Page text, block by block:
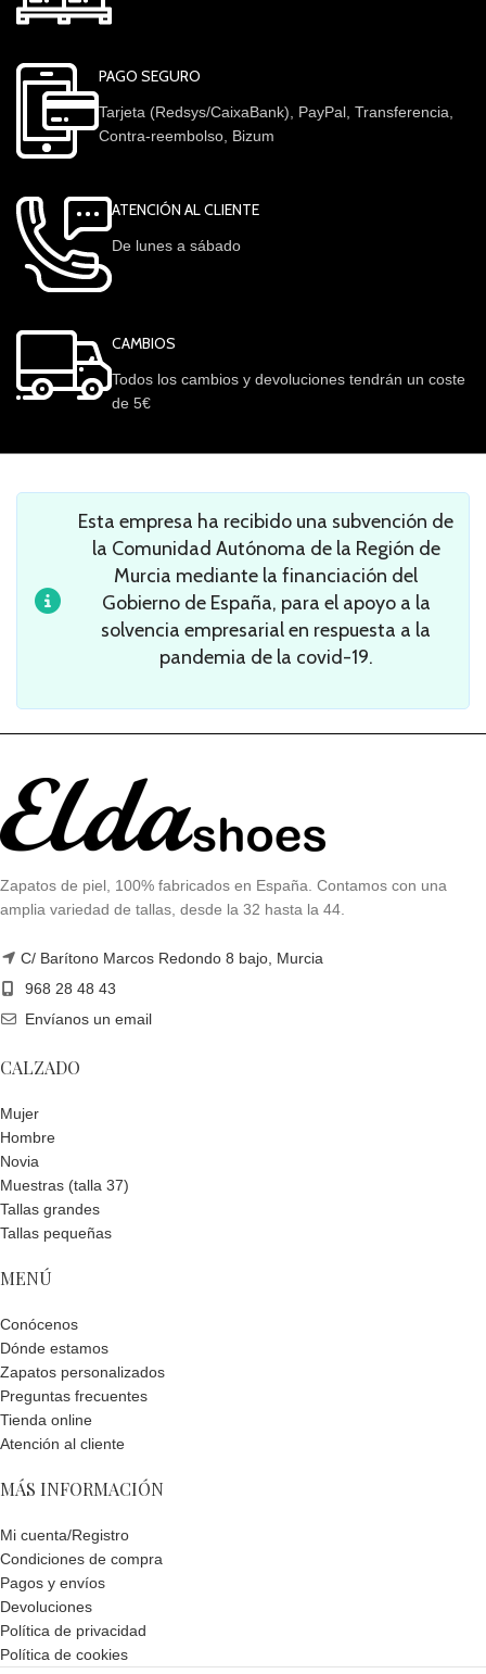
PAGO SEGURO
Tarjeta (Redsys/CaixaBank), PayPal, Transferencia,
Contra-reembolso, Bizum
ATENCIÓN AL CLIENTE
De lunes a sábado
CAMBIOS
Todos los cambios y devoluciones tendrán un coste
de 5€
Esta empresa ha recibido una subvención de
la Comunidad Autónoma de la Región de
Murcia mediante la financiación del
Gobierno de España, para el apoyo a la
solvencia empresarial en respuesta a la
pandemia de la covid-19.
Zapatos de piel, 100% fabricados en España. Contamos con una
amplia variedad de tallas, desde la 32 hasta la 44.
C/ Barítono Marcos Redondo 8 bajo, Murcia
968 28 48 43
Envíanos un email
CALZADO
Mujer
Hombre
Novia
Muestras (talla 37)
Tallas grandes
Tallas pequeñas
MENÚ
Conócenos
Dónde estamos
Zapatos personalizados
Preguntas frecuentes
Tienda online
Atención al cliente
MÁS INFORMACIÓN
Mi cuenta/Registro
Condiciones de compra
Pagos y envíos
Devoluciones
Política de privacidad
Política de cookies